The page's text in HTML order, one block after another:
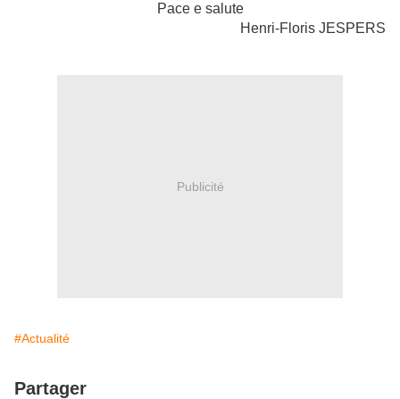
Pace e salute
Henri-Floris JESPERS
Publicité
#Actualité
Partager